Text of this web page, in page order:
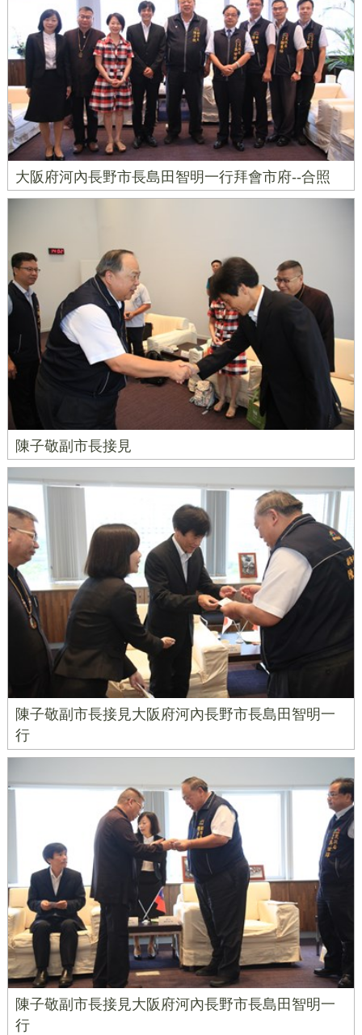
大阪府河內長野市長島田智明一行拜會市府--合照
陳子敬副市長接見
陳子敬副市長接見大阪府河內長野市長島田智明一
行
陳子敬副市長接見大阪府河內長野市長島田智明一
行